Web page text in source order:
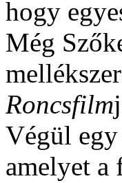
hogy
Még
Roncsfilm
Végül
amelyet a